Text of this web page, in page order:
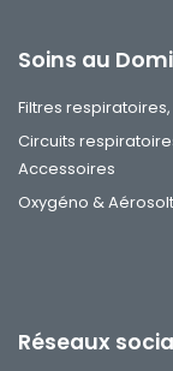
Soins au
Filtres respiratoires,
Circuits
Accessoires
Oxygéno &
Réseaux